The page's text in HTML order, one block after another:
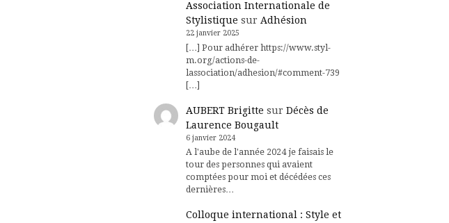
Association Internationale de
Stylistique sur Adhésion
22 janvier 2025
[…] Pour adhérer https://www.styl-
m.org/actions-de-
lassociation/adhesion/#comment-739
[…]
AUBERT Brigitte sur Décès de
Laurence Bougault
6 janvier 2024
A l'aube de l'année 2024 je faisais le
tour des personnes qui avaient
comptées pour moi et décédées ces
dernières…
Colloque international : Style et